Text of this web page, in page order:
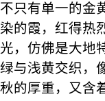
不只有单一的金
染的霞，红得热
光，仿佛是大地
绿与浅黄交织，
秋的厚重，又含